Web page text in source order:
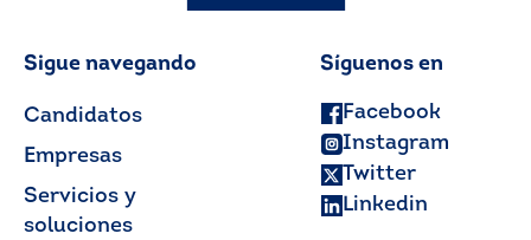
Sigue navegando
Candidatos
Empresas
Servicios y
soluciones
Síguenos en
Facebook
Instagram
Twitter
Linkedin